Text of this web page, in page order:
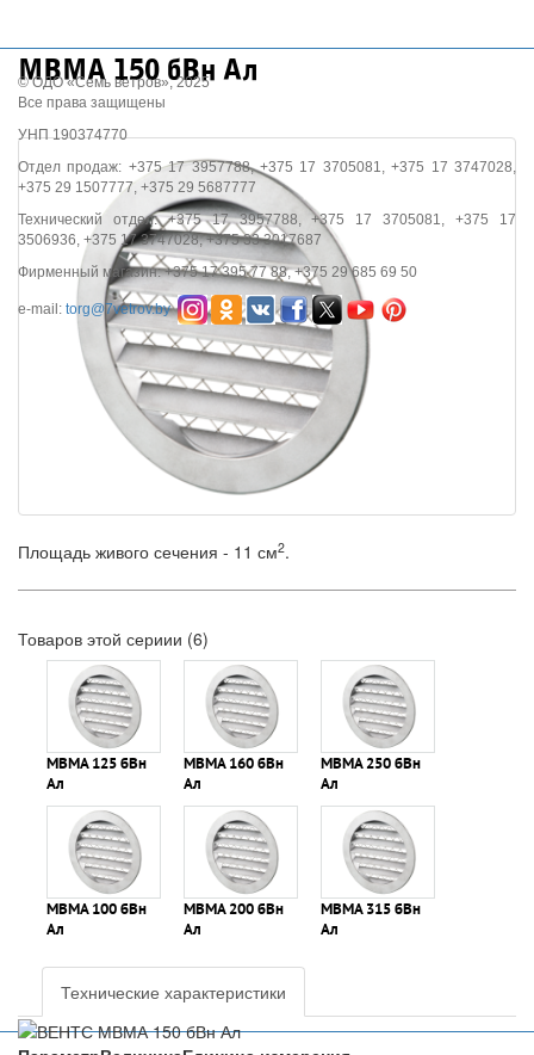
МВМА 150 бВн Ал
Площадь живого сечения - 11 см2.
Товаров этой сериии (6)
МВМА 125 бВн
Ал
МВМА 100 бВн
Ал
МВМА 160 бВн
Ал
МВМА 200 бВн
Ал
МВМА 250 бВн
Ал
МВМА 315 бВн
Ал
Технические характеристики
© ОДО «Семь ветров», 2025
Все права защищены
УНП 190374770
Отдел продаж: +375 17 3957788, +375 17 3705081, +375 17 3747028,
+375 29 1507777, +375 29 5687777
Технический отдел: +375 17 3957788, +375 17 3705081, +375 17
3506936, +375 17 3747028, +375 33 3017687
Фирменный магазин: +375 17 395 77 88, +375 29 685 69 50
e-mail: torg@7vetrov.by